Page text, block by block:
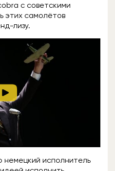
с советскими
этих самолётов
лизу.
немецкий исполнитель